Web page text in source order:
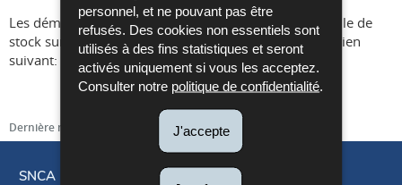
personnel, et ne pouvant pas être
refusés. Des cookies non essentiels sont
utilisés à des fins statistiques et seront
activés uniquement si vous les acceptez.
Consulter notre politique de confidentialité
J'accepte
Les démarches à engager pour faire inscrire un véhicule de
stock sur la liste des fins de série, sont décrites sur le lien
suivant:
Véhicule de fin de série
Dernière mise à jour
SNCA